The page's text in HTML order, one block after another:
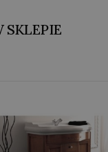
SKLEPIE